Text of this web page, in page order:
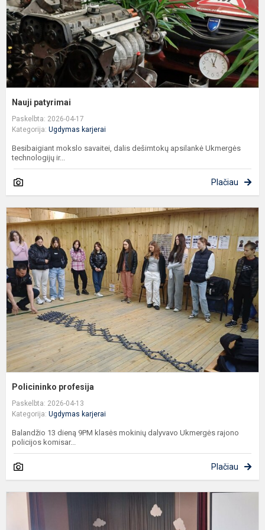
Nauji patyrimai
Paskelbta: 2026-04-17
Kategorija: Ugdymas karjerai
Besibaigiant mokslo savaitei, dalis dešimtokų apsilankė Ukmergės
technologijų ir...
Plačiau
Policininko profesija
Paskelbta: 2026-04-13
Kategorija: Ugdymas karjerai
Balandžio 13 dieną 9PM klasės mokinių dalyvavo Ukmergės rajono
policijos komisar...
Plačiau